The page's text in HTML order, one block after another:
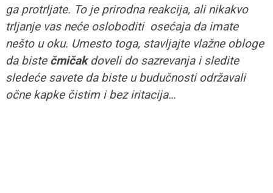
ga protrljate. To je prirodna reakcija, ali nikakvo
trljanje vas neće osloboditi osećaja da imate
nešto u oku. Umesto toga, stavljajte vlažne obloge
da biste čmičakdoveli do sazrevanja i sledite
sledeće savete da biste u budučnosti održavali
očne kapke čistim i bez iritacija…